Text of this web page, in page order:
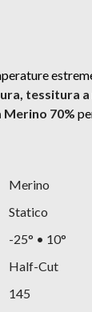
tessitura a
Merino 70%
Merino
Statico
-25° • 10°
Half-Cut
145